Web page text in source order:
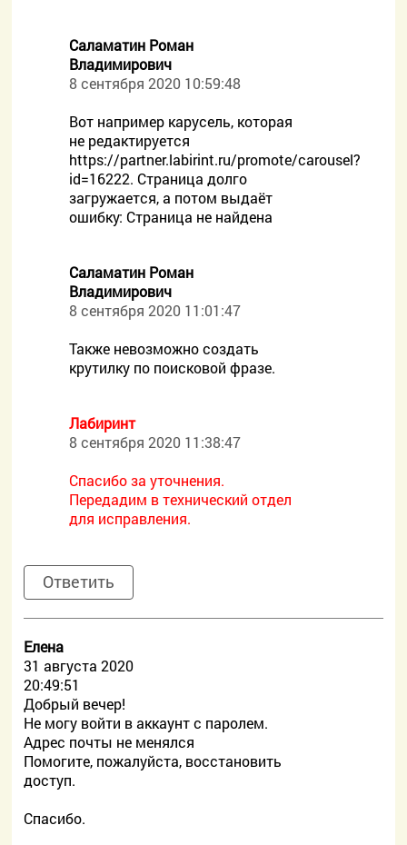
Саламатин Роман
Владимирович
8 сентября 2020 10:59:48
Вот например карусель, которая
не редактируется
https://partner.labirint.ru/promote/carousel?
id=16222. Страница долго
загружается, а потом выдаёт
ошибку: Страница не найдена
Саламатин Роман
Владимирович
8 сентября 2020 11:01:47
Также невозможно создать
крутилку по поисковой фразе.
Лабиринт
8 сентября 2020 11:38:47
Спасибо за уточнения.
Передадим в технический отдел
для исправления.
Ответить
Елена
31 августа 2020
20:49:51
Добрый вечер!
Не могу войти в аккаунт с паролем.
Адрес почты не менялся
Помогите, пожалуйста, восстановить
доступ.
Спасибо.